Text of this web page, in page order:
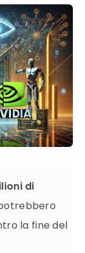
di
la fine del